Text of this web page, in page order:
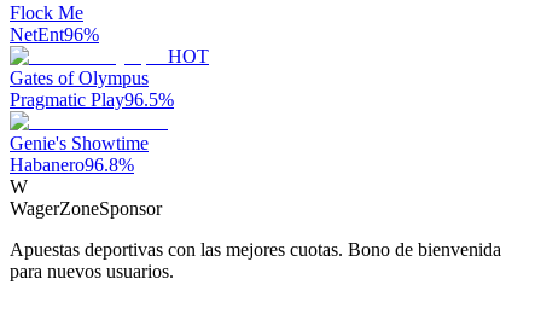
Flock Me
NetEnt96%
HOT
Gates of Olympus
Pragmatic Play96.5%
Genie's Showtime
Habanero96.8%
W
WagerZoneSponsor
Apuestas deportivas con las mejores cuotas. Bono de bienvenida
para nuevos usuarios.